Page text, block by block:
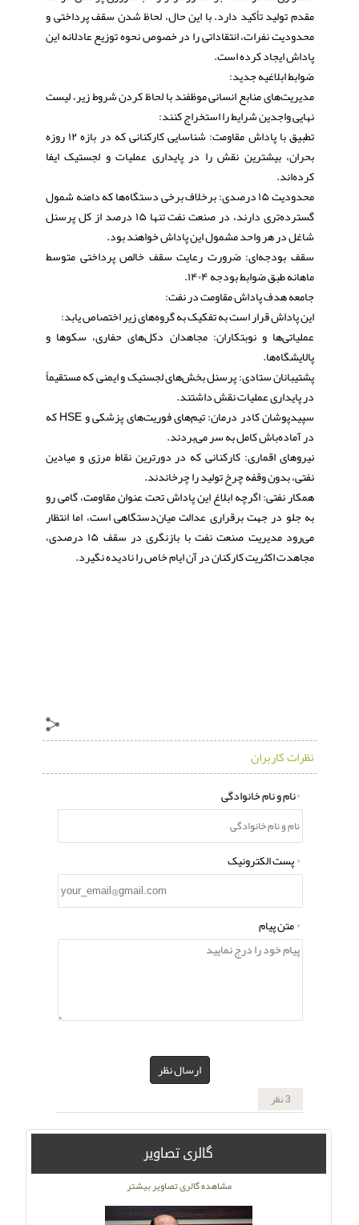
مقدم تولید تأکید دارد. با این حال، لحاظ شدن سقف پرداختی و
محدودیت نفرات، انتقاداتی را در خصوص نحوه توزیع عادلانه این
پاداش ایجاد کرده است.
​ضوابط ابلاغیه جدید:
​مدیریت‌های منابع انسانی موظفند با لحاظ کردن شروط زیر، لیست
نهایی واجدین شرایط را استخراج کنند:
​تطبیق با پاداش مقاومت: شناسایی کارکنانی که در بازه ۱۲ روزه
بحران، بیشترین نقش را در پایداری عملیات و لجستیک ایفا
کرده‌اند.
​محدودیت ۱۵ درصدی: برخلاف برخی دستگاه‌ها که دامنه شمول
گسترده‌تری دارند، در صنعت نفت تنها ۱۵ درصد از کل پرسنل
شاغل در هر واحد مشمول این پاداش خواهند بود.
​سقف بودجه‌ای: ضرورت رعایت سقف خالص پرداختی متوسط
ماهانه طبق ضوابط بودجه ۱۴۰۴.
​جامعه هدف پاداش مقاومت در نفت:
​این پاداش قرار است به تفکیک به گروه‌های زیر اختصاص یابد:
​عملیاتی‌ها و نوبتکاران: مجاهدان دکل‌های حفاری، سکوها و
پالایشگاه‌ها.
​پشتیبانان ستادی: پرسنل بخش‌های لجستیک و ایمنی که مستقیماً
در پایداری عملیات نقش داشتند.
​سپیدپوشان کادر درمان: تیم‌های فوریت‌های پزشکی و HSE که
در آماده‌باش کامل به سر می‌بردند.
​نیروهای اقماری: کارکنانی که در دورترین نقاط مرزی و میادین
نفتی، بدون وقفه چرخ تولید را چرخاندند.
​همکار نفتی: اگرچه ابلاغ این پاداش تحت عنوان مقاومت، گامی رو
به جلو در جهت برقراری عدالت میان‌دستگاهی است، اما انتظار
می‌رود مدیریت صنعت نفت با بازنگری در سقف ۱۵ درصدی،
مجاهدت اکثریت کارکنان در آن ایام خاص را نادیده نگیرد.
نظرات کاربران
*نام و نام خانوادگی
*پست الکترونیک
*متن پیام
ارسال نظر
3 نظر
گالری تصاویر
مشاهده گالری تصاویر بیشتر